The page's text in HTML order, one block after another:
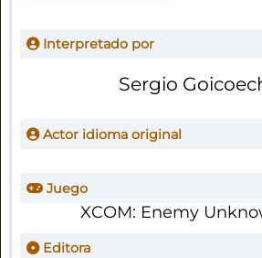
Interpretado por
Sergio
Actor idioma original
Juego
XCOM: Enemy
Editora